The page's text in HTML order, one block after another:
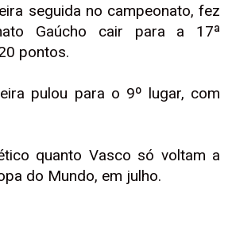
seguida no campeonato, fez
Gaúcho cair para a 17ª
pontos.
pulou para o 9º lugar, com
quanto Vasco só voltam a
do Mundo, em julho.